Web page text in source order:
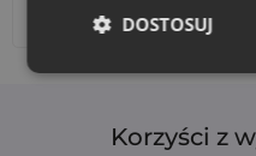
Dodaj nadruk
Korzyści z
DOSTOSUJ